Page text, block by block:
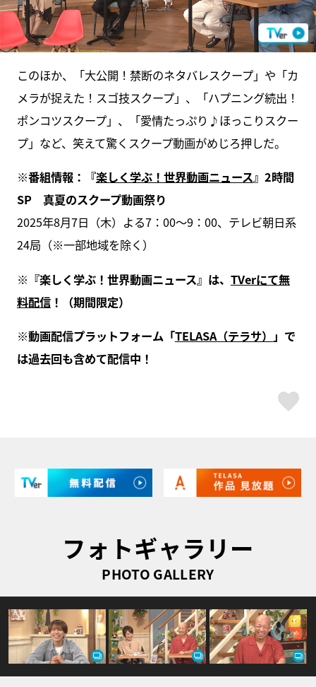
このほか、「大公開！禁断のネタバレスクープ」や「カ
メラが捉えた！スゴ技スクープ」、「ハプニング続出！
ポンコツスクープ」、「愛情たっぷり♪ほっこりスクー
プ」など、笑えて驚くスクープ動画がめじろ押しだ。
※番組情報：『楽しく学ぶ！世界動画ニュース』2時間
SP 真夏のスクープ動画祭り
2025年8月7日（木）よる7：00～9：00、テレビ朝日系
24局（※一部地域を除く）
※『楽しく学ぶ！世界動画ニュース』は、 TVerにて無
料配信！（期間限定）
※動画配信プラットフォーム「TELASA（テラサ） 」で
は過去回も含めて配信中！
フォトギャラリー
PHOTO GALLERY